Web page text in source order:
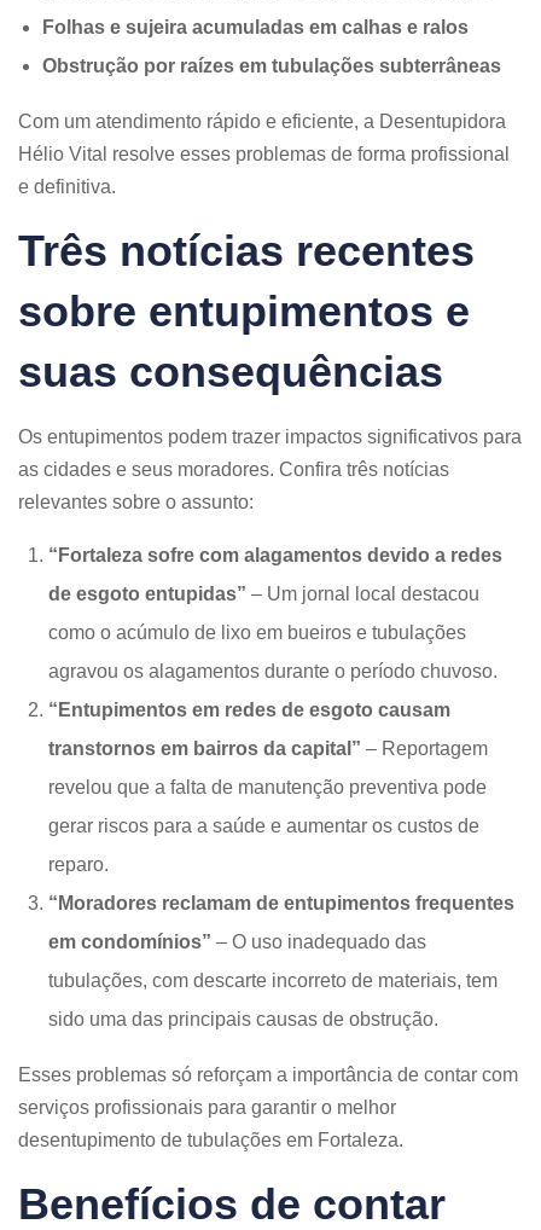
Folhas e sujeira acumuladas em calhas e ralos
Obstrução por raízes em tubulações subterrâneas
Com um atendimento rápido e eficiente, a Desentupidora
Hélio Vital resolve esses problemas de forma profissional
e definitiva.
Três notícias recentes
sobre entupimentos e
suas consequências
Os entupimentos podem trazer impactos significativos para
as cidades e seus moradores. Confira três notícias
relevantes sobre o assunto:
“Fortaleza sofre com alagamentos devido a redes
de esgoto entupidas” – Um jornal local destacou
como o acúmulo de lixo em bueiros e tubulações
agravou os alagamentos durante o período chuvoso.
“Entupimentos em redes de esgoto causam
transtornos em bairros da capital” – Reportagem
revelou que a falta de manutenção preventiva pode
gerar riscos para a saúde e aumentar os custos de
reparo.
“Moradores reclamam de entupimentos frequentes
em condomínios” – O uso inadequado das
tubulações, com descarte incorreto de materiais, tem
sido uma das principais causas de obstrução.
Esses problemas só reforçam a importância de contar com
serviços profissionais para garantir o melhor
desentupimento de tubulações em Fortaleza.
Benefícios de contar